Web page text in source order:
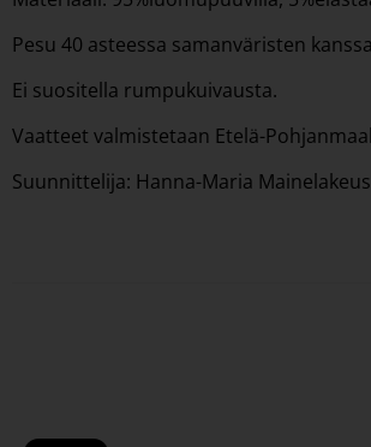
Pesu 40 asteessa samanväristen
Ei suositella rumpukuivausta.
Vaatteet valmistetaan Etelä-
Suunnittelija: Hanna-Maria Mainelakeus